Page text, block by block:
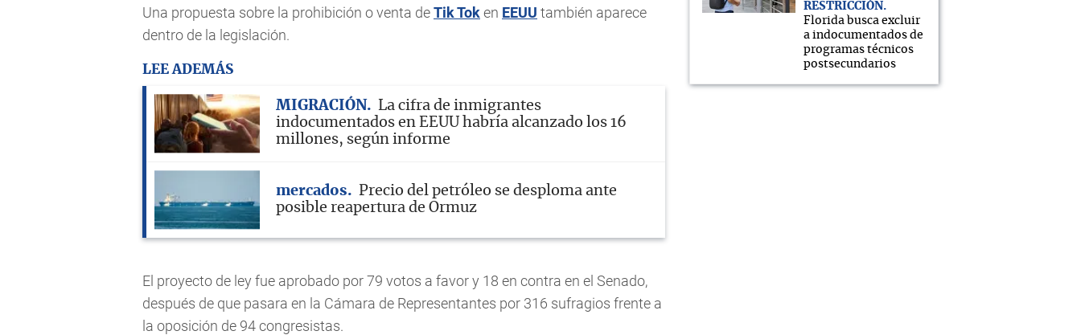
Una propuesta sobre la prohibición o venta deTik Token EEUU también aparece
dentro de la legislación.
LEE ADEMÁS
MIGRACIÓN
La cifra de inmigrantes
indocumentados en EEUU habría alcanzado los 16
millones, según informe
mercados
Precio del petróleo se desploma ante
posible reapertura de Ormuz
El proyecto de ley fue aprobado por 79 votos a favor y 18 en contra en el Senado,
después de que pasara en la Cámara de Representantes por 316 sufragios frente a
la oposición de 94 congresistas.
RESTRICCIÓN
Florida busca excluir
a indocumentados de
programas técnicos
postsecundarios